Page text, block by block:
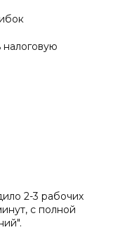
налоговую
2-3 рабочих
с полной